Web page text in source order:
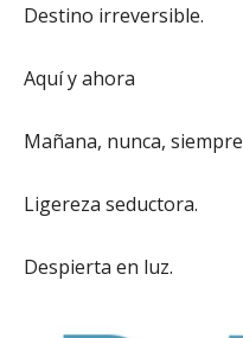
Destino irreversible.
Aquí y ahora
Mañana, nunca, siempre
Ligereza seductora.
Despierta en luz.